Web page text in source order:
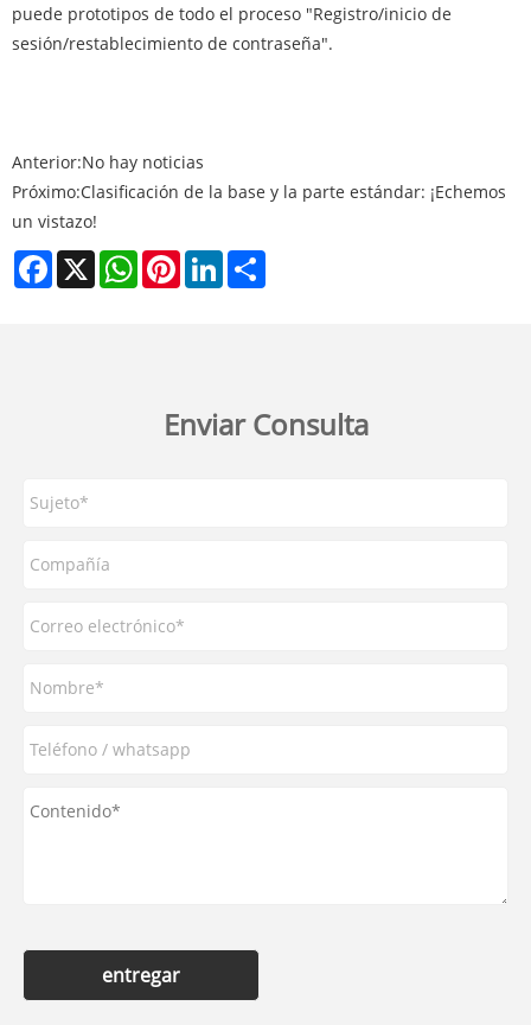
puede prototipos de todo el proceso "Registro/inicio de
sesión/restablecimiento de contraseña".
Anterior:No hay noticias
Próximo:Clasificación de la base y la parte estándar: ¡Echemos
un vistazo!
Facebook
X WhatsAppPinterestLinkedIn
Enviar Consulta
entregar